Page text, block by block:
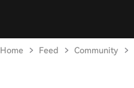
Home Feed Community